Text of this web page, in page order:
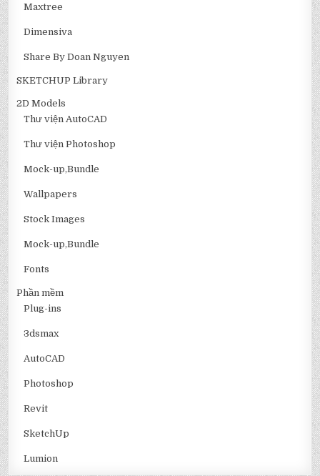
Maxtree
Dimensiva
Share By Doan Nguyen
SKETCHUP Library
2D Models
Thư viện AutoCAD
Thư viện Photoshop
Mock-up,Bundle
Wallpapers
Stock Images
Mock-up,Bundle
Fonts
Phần mềm
Plug-ins
3dsmax
AutoCAD
Photoshop
Revit
SketchUp
Lumion